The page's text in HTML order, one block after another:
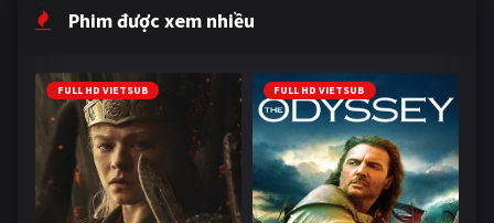
Phim được xem nhiều
FULL HD VIETSUB FULL HD VIETSUB